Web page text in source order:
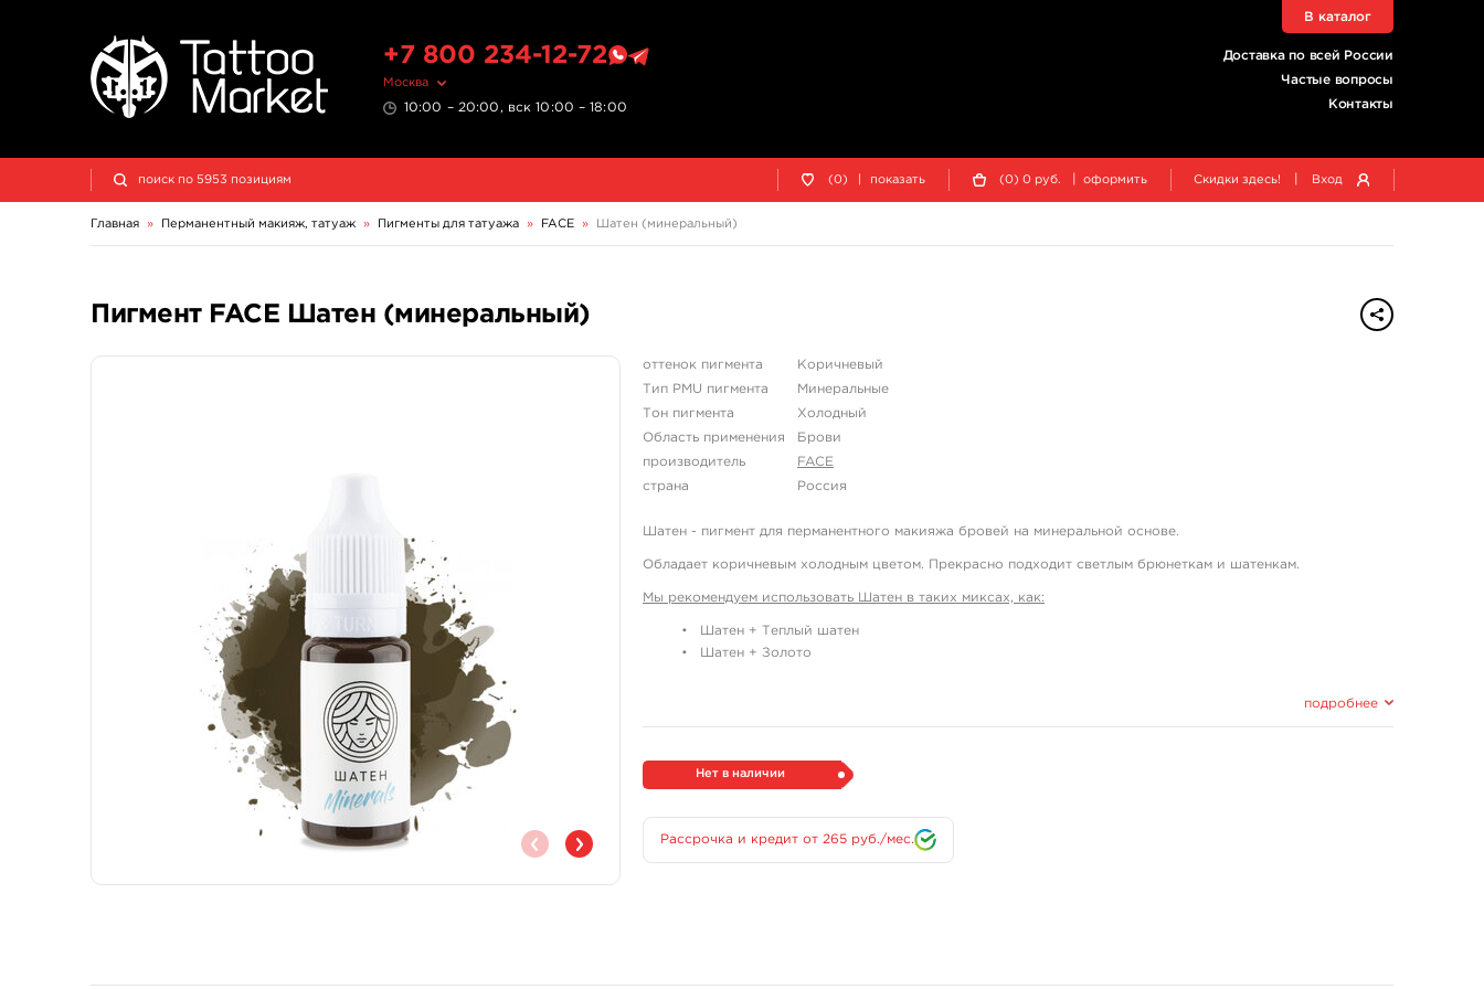
+7 800 234-12-72
Москва
10:00 – 20:00, вск 10:00 – 18:00
Доставка по всей России
Частые вопросы
Контакты
В каталог
(0) показать (0) 0 руб. оформить Скидки здесь! Вход
Главная » Перманентный макияж, татуаж » Пигменты для татуажа » FACE » Шатен (минеральный)
Пигмент FACE Шатен (минеральный)
оттенок пигмента
Коричневый
Тип PMU пигмента
Минеральные
Тон пигмента
Холодный
Область применения
Брови
производитель
FACE
страна
Россия
Шатен - пигмент для перманентного макияжа бровей на минеральной основе.
Обладает коричневым холодным цветом. Прекрасно подходит светлым брюнеткам и шатенкам.
Мы рекомендуем использовать Шатен в таких миксах, как:
Шатен + Теплый шатен
Шатен + Золото
aqua, glycerin, pigments (± CI 77492, 77491, 77499, 77289 ), isopropyl alcohol, hamamelis extract, panax
ginseng root extract
Каждый пигмент упакован в индивидуальную коробочку, в которую вложена палитра от производителя и
инструкция.
подробнее
Нет в наличии
Рассрочка и кредит от 265 руб./мес.